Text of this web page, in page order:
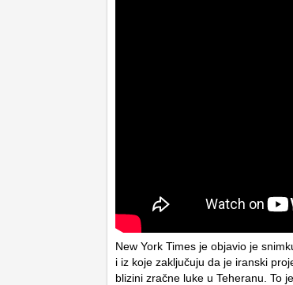
New York Times je objavio je
i iz koje zaključuju da je iranski
blizini zračne luke u Teheranu. To